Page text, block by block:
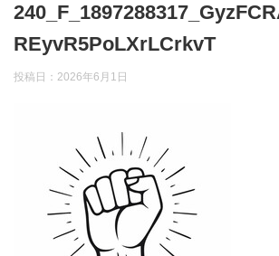
REyvR5PoLXrLCrkvT
投稿日： 2026年6月1日